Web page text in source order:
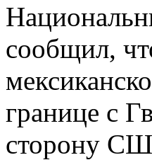
сообщил,
границе с
сторону